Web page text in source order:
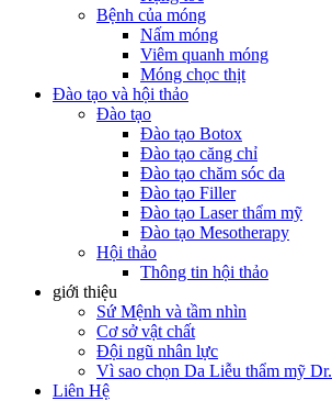
Bệnh của móng
Nấm móng
Viêm quanh móng
Móng chọc thịt
Đào tạo và hội thảo
Đào tạo
Đào tạo Botox
Đào tạo căng chỉ
Đào tạo chăm sóc da
Đào tạo Filler
Đào tạo Laser thẩm mỹ
Đào tạo Mesotherapy
Hội thảo
Thông tin hội thảo
giới thiệu
Sứ Mệnh và tầm nhìn
Cơ sở vật chất
Đội ngũ nhân lực
Vì sao chọn Da Liễu thẩm mỹ
Liên Hệ